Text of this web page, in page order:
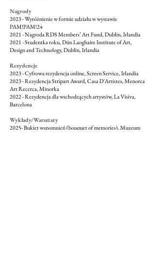
Nagrody
2023 - Wyróżnienie w formie udziału w wystawie
PAM!PAM!24
2021 - Nagroda RDS Members’ Art Fund, Dublin, Irlandia
2021 - Studentka roku, Dún Laoghaire Institute of Art,
Design and Technology, Dublin, Irlandia
Rezydencje
2023 - Cyfrowa rezydencja online, Screen Service, Irlandia
2023 - Rezydencja Stripart Award, Casa D'Artistes, Menorca
Art Recerca, Minorka
2022 - Rezydencja dla wschodzących artystów, La Visiva,
Barcelona
Wykłady/Warsztaty
2025- Bukiet wspomnień (bouquet of memories), Muzeum